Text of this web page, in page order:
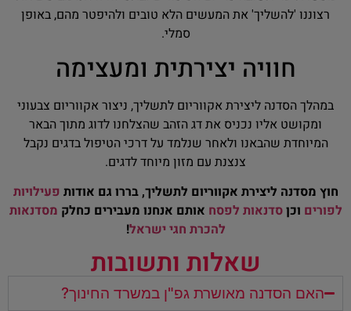
רצוננו 'להשליך' את המעשים הלא טובים ולהיפטר מהם, באופן
סמלי.
חוויה יצירתית ומעצימה
במהלך הסדנה ליצירת אקווריום לתשליך, ניצור אקווריום צבעוני
ומקושט אליו נכניס את דג הזהב שהצלחנו לדוג מתוך הבאר
המיוחדת שהבאנו ולאחר שנלמד על דרכי הטיפול בדגים נקבל
צנצנת עם מזון מיוחד לדגים.
חוץ מסדנה ליצירת אקווריום לתשליך,בררו גם אודות פעילויות
לפורים וכןסדנאות לפסח אותם אנחנו מעבירים כחלק מסדנאות
להכרת חגי ישראל!
שאלות ותשובות
האם הסדנה מאושרת גפ"ן במשרד החינוך?